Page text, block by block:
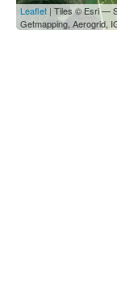
Leaflet | Tiles © Esri —
Getmapping, Aerogrid,